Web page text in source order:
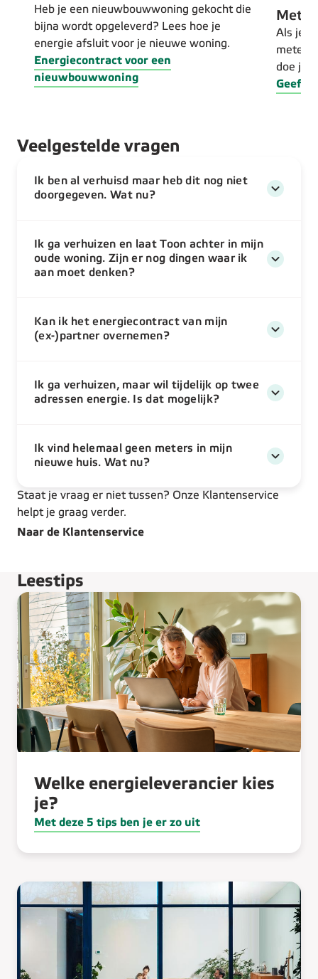
Heb je een nieuwbouwwoning gekocht die
bijna wordt opgeleverd? Lees hoe je
energie afsluit voor je nieuwe woning.
Energiecontract voor een
nieuwbouwwoning
Als je
doe je
Geef je
Veelgestelde vragen
Ik ben al verhuisd maar heb dit nog niet
doorgegeven. Wat nu?
Ik ga verhuizen en laat Toon achter in mijn
oude woning. Zijn er nog dingen waar ik
aan moet denken?
Kan ik het energiecontract van mijn
(ex-)partner overnemen?
Ik ga verhuizen, maar wil tijdelijk op twee
adressen energie. Is dat mogelijk?
Ik vind helemaal geen meters in mijn
nieuwe huis. Wat nu?
Staat je vraag er niet tussen? Onze Klantenservice
helpt je graag verder.
Naar de Klantenservice
Leestips
Welke energieleverancier kies
je?
Met deze 5 tips ben je er zo uit